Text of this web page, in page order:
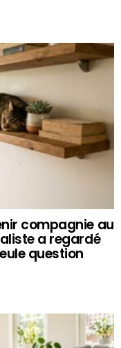
compagnie au
a regardé
question